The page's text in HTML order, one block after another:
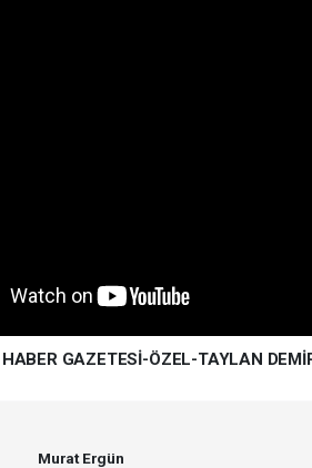
GAZETESİ-ÖZEL-TAYLAN
Murat Ergün